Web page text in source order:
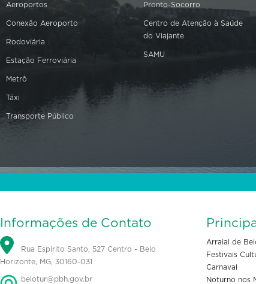
Aeroportos
Conexão Aeroporto
Rodoviária
Estação Ferroviária
Metrô
Táxi
Transporte Público
Pronto-Socorro
Centro de Atenção à Saúde
do Viajante
SAMU
Informações de Contato
Rua Espírito Santo, 527 Centro - Belo
Horizonte, MG, 30160-031
belotur@pbh.gov.br
Arraial de
Festivais
Carnaval
Noturno nos